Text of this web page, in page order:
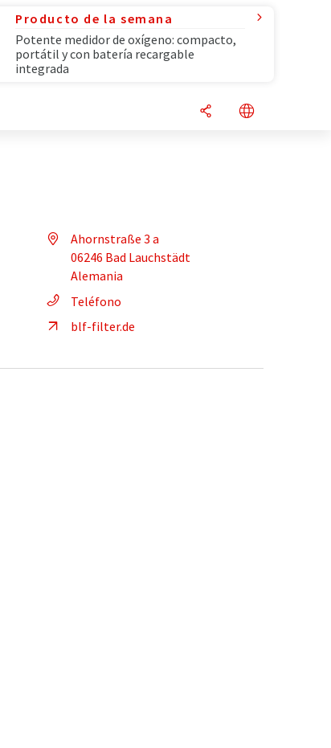
Producto de la semana
Potente medidor de oxígeno: compacto,
portátil y con batería recargable
integrada
Ahornstraße 3 a
06246 Bad Lauchstädt
Alemania
Teléfono
blf-filter.de